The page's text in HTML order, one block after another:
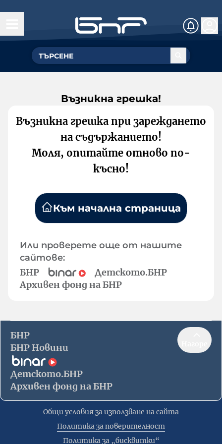
Възникна грешка!
Възникна грешка при зареждането
на съдържанието!
Моля, опитайте отново по-
късно!
Към начална страница
Или проверете още от нашите
сайтове:
БНР
Детското.БНР
Архивен фонд на БНР
БНР
БНР Новини
Детското.БНР
Архивен фонд на БНР
Общи условия за използване на сайта
Политика за поверителност
Политика за „бисквитки“